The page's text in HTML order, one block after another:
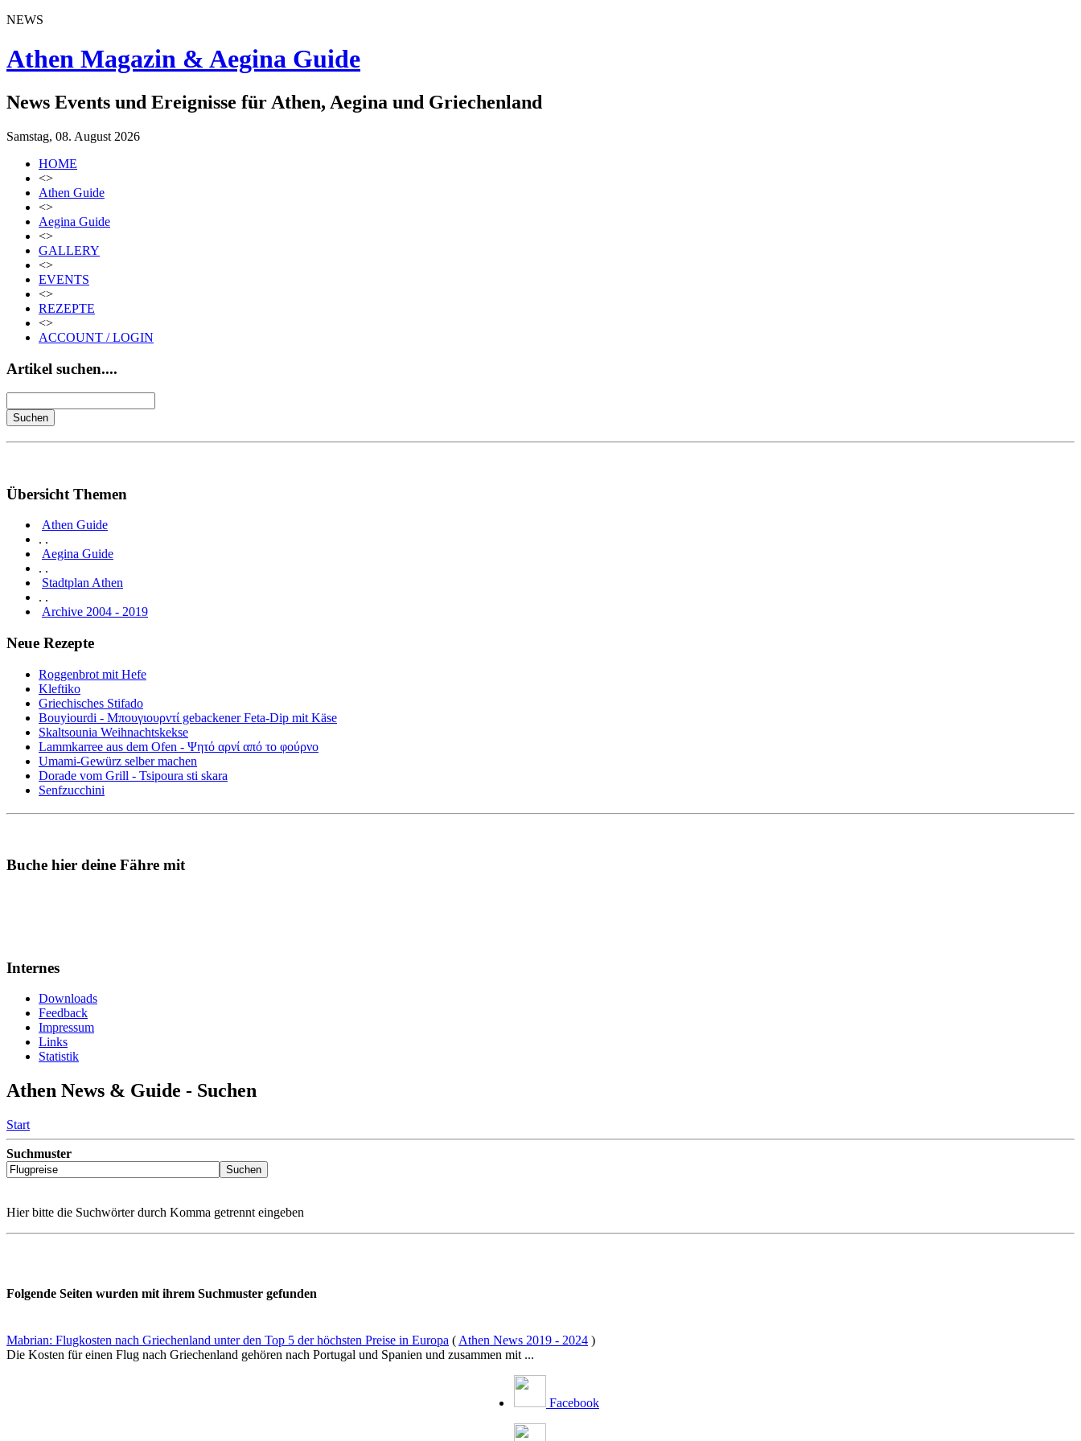
NEWS
Athen Magazin & Aegina Guide
News Events und Ereignisse für Athen, Aegina und Griechenland
Samstag, 08. August 2026
HOME
<>
Athen Guide
<>
Aegina Guide
<>
GALLERY
<>
EVENTS
<>
REZEPTE
<>
ACCOUNT / LOGIN
Artikel suchen....
Übersicht Themen
Athen Guide
. .
Aegina Guide
. .
Stadtplan Athen
. .
Archive 2004 - 2019
Neue Rezepte
Roggenbrot mit Hefe
Kleftiko
Griechisches Stifado
Bouyiourdi - Μπουγιουρντί gebackener Feta-Dip mit Käse
Skaltsounia Weihnachtskekse
Lammkarree aus dem Ofen - Ψητό αρνί από το φούρνο
Umami-Gewürz selber machen
Dorade vom Grill - Tsipoura sti skara
Senfzucchini
Buche hier deine Fähre mit
Internes
Downloads
Feedback
Impressum
Links
Statistik
Athen News & Guide - Suchen
Start
Suchmuster
Hier bitte die Suchwörter durch Komma getrennt eingeben
Folgende Seiten wurden mit ihrem Suchmuster gefunden
Mabrian: Flugkosten nach Griechenland unter den Top 5 der höchsten Preise in Europa ( Athen News 2019 - 2024 )
Die Kosten für einen Flug nach Griechenland gehören nach Portugal und Spanien und zusammen mit ...
Facebook